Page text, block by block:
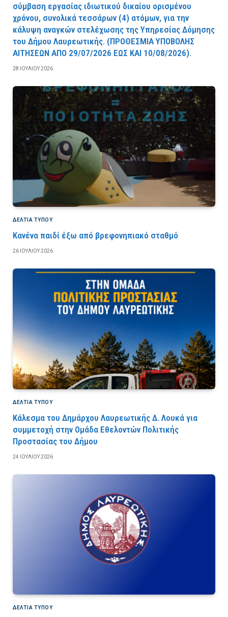
σύμβαση εργασίας ιδιωτικού δικαίου ορισμένου
χρόνου, συνολικά τεσσάρων (4) ατόμων, για την
κάλυψη αναγκών στελέχωσης της Υπηρεσίας Δόμησης
του Δήμου Λαυρεωτικής. (ΠPOΘEΣMIA YΠOBOΛHΣ
AITHΣEΩN AΠO 29/07/2026 EΩΣ KAI 10/08/2026).
28 ΙΟΥΛΊΟΥ 2026
ΔΕΛΤΙΑ ΤΥΠΟΥ
Κανένα παιδί έξω από βρεφονηπιακό σταθμό
26 ΙΟΥΛΊΟΥ 2026
ΔΕΛΤΙΑ ΤΥΠΟΥ
Κάλεσμα του Δημάρχου Λαυρεωτικής Δ. Λουκά για
συμμετοχή στην Ομάδα Εθελοντών Πολιτικής
Προστασίας του Δήμου
24 ΙΟΥΛΊΟΥ 2026
ΔΕΛΤΙΑ ΤΥΠΟΥ